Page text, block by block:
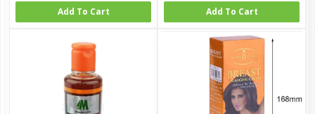
Add To Cart Add To Cart